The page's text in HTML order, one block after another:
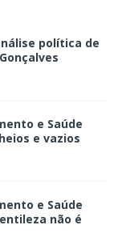
política de
e Saúde
e vazios
e Saúde
não é